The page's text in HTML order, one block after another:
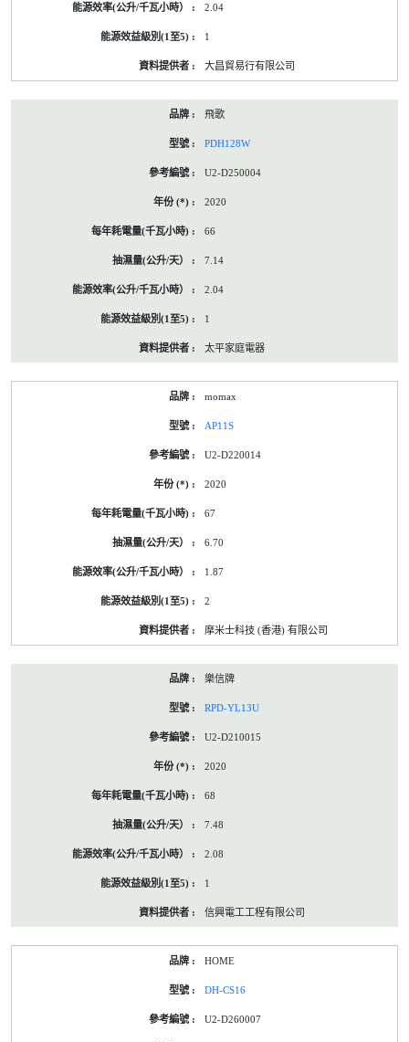
2.04
1
大昌貿易行有限公司
飛歌
PDH128W
U2-D250004
2020
66
7.14
2.04
1
太平家庭電器
momax
AP11S
U2-D220014
2020
67
6.70
1.87
2
摩米士科技 (香港) 有限公司
樂信牌
RPD-YL13U
U2-D210015
2020
68
7.48
2.08
1
信興電工工程有限公司
HOME
DH-CS16
U2-D260007